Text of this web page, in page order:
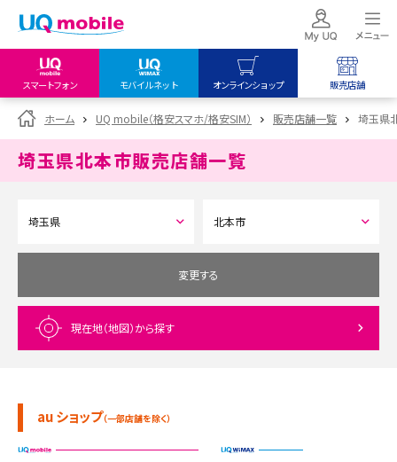
スマートフォン モバイルネット オンラインショップ 販売店舗
my UQ WiMAX
UQ WiMAX ご契約の方
My UQ mobile
データチャージサイト
UQ mobile
オンラインショップ
UQ WiMAX
UQ mobile
販売店舗
UQ WiMAX
ホーム UQ mobile（格安スマホ/格安SIM） 販売店舗一覧 埼玉県
埼玉県北本市販売店舗一覧
変更する
現在地（地図）から探す
au ショップ（一部店舗を除く）